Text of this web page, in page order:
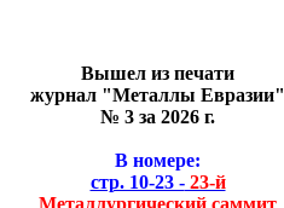
Вышел из печати
журнал "Металлы Евразии"
№ 3 за 2026 г.
В номере:
стр. 10-23 -23-й